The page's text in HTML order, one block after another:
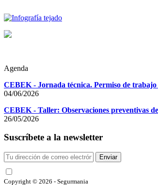
Agenda
CEBEK - Jornada técnica. Permiso de
04/06/2026
CEBEK - Taller: Observaciones preventivas
26/05/2026
Suscríbete a la newsletter
Enviar
Copyright © 2026 - Segurmania